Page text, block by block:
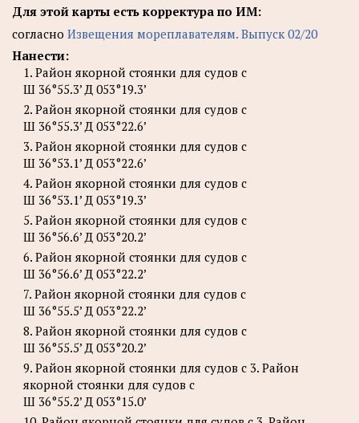
Для этой карты есть корректура по ИМ:
согласно Извещения мореплавателям. Выпуск 02/20
Нанести:
1. Район якорной стоянки для судов с
Ш 36°55.3’ Д 053°19.3’
2. Район якорной стоянки для судов с
Ш 36°55.3’ Д 053°22.6’
3. Район якорной стоянки для судов с
Ш 36°53.1’ Д 053°22.6’
4. Район якорной стоянки для судов с
Ш 36°53.1’ Д 053°19.3’
5. Район якорной стоянки для судов с
Ш 36°56.6’ Д 053°20.2’
6. Район якорной стоянки для судов с
Ш 36°56.6’ Д 053°22.2’
7. Район якорной стоянки для судов с
Ш 36°55.5’ Д 053°22.2’
8. Район якорной стоянки для судов с
Ш 36°55.5’ Д 053°20.2’
9. Район якорной стоянки для судов с 3. Район
якорной стоянки для судов с
Ш 36°55.2’ Д 053°15.0’